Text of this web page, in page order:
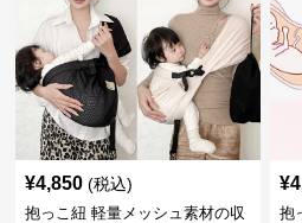
¥4,850 (税込)
抱っこ紐 軽量メッシュ素材の収
¥
抱